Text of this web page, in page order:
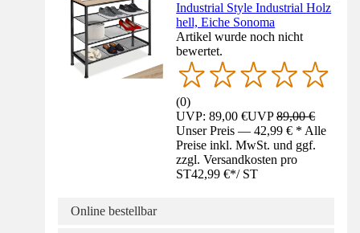
Industrial Style Industrial Holz
hell, Eiche Sonoma
Artikel wurde noch nicht
bewertet.
(0)
UVP: 89,00 €UVP89,00 €
Unser Preis — 42,99 € * Alle
Preise inkl. MwSt. und ggf.
zzgl. Versandkosten pro
ST42,99 €*/ ST
Online bestellbar